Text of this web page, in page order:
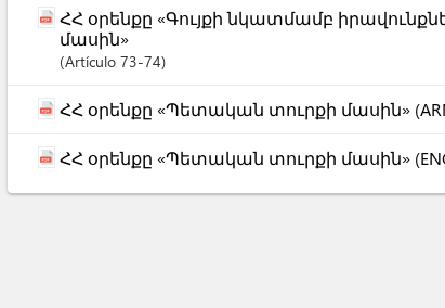
ՀՀ օրենքը «Գույքի նկատմամբ
մասին»
Artículo 73-74
ՀՀ օրենքը «Պետական տուրքի մասին»
ՀՀ օրենքը «Պետական տուրքի մասին»